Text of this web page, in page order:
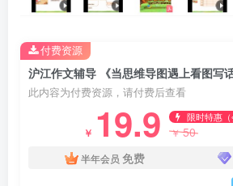
此内容为付费资源，请付费后查看
￥ 19.9 限时特惠（
￥50
半年会员 免费
付费资源